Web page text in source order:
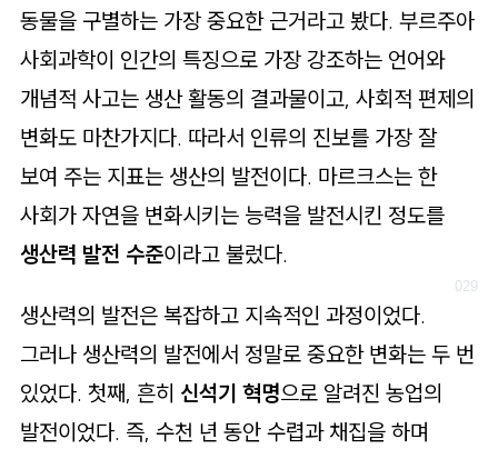
동물을 구별하는 가장 중요한 근거라고 봤다. 부르주아
사회과학이 인간의 특징으로 가장 강조하는 언어와
개념적 사고는 생산 활동의 결과물이고, 사회적 편제의
변화도 마찬가지다. 따라서 인류의 진보를 가장 잘
보여 주는 지표는 생산의 발전이다. 마르크스는 한
사회가 자연을 변화시키는 능력을 발전시킨 정도를
생산력 발전 수준이라고 불렀다.
생산력의 발전은 복잡하고 지속적인 과정이었다.
그러나 생산력의 발전에서 정말로 중요한 변화는 두 번
있었다. 첫째, 흔히 신석기 혁명으로 알려진 농업의
발전이었다. 즉, 수천 년 동안 수렵과 채집을 하며